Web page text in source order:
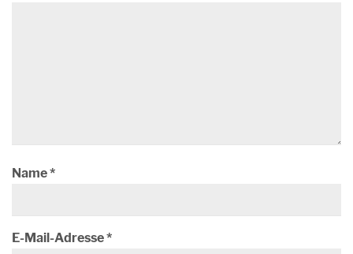
Name*
E-Mail-Adresse*